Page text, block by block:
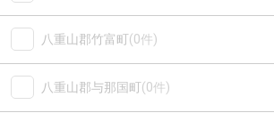
八重山郡竹富町(0件)
八重山郡与那国町(0件)